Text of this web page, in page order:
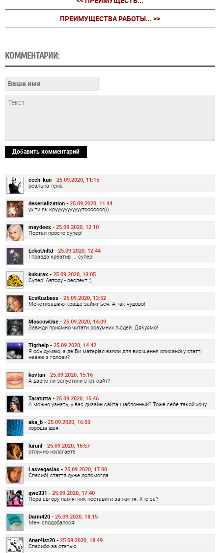
ПРЕИМУЩЕСТВА РАБОТЫ... >>
КОММЕНТАРИИ:
Добавить комментарий
cech_kun - 25.09.2020, 11:15
реальна тема
deserialization - 25.09.2020, 11:44
ух ти як крууууууууууутооооооо))
maydeex - 25.09.2020, 12:10
Портал просто супер!
EckoUnltd - 25.09.2020, 12:44
І правда креатив ... супер!
kukurax - 25.09.2020, 13:05
Супер! Автору - респект :)
EcsKuzbass - 25.09.2020, 13:52
Монетизацією краще займіться. А так чудово!
MoscowUse - 25.09.2020, 14:09
Завжди приємно читати розумних людей. Дякуємо!
Tigrhelp - 25.09.2020, 14:42
Я ось думаю, а де Ви матеріал взяли для вирішення описаної у статті,
невже з голови?
kovtan - 25.09.2020, 15:16
А давно ли запустили этот сайт?
Taratutta - 25.09.2020, 15:46
А можно узнать, у вас дизайн сайта шаблонный? Тоже себе такой хочу…
aka_b - 25.09.2020, 16:03
хороша ідея.
lurunl - 25.09.2020, 16:57
отлично излагаете
Lasvegaslas - 25.09.2020, 17:00
Спасибі, стаття дуже допомогла.
qwe331 - 25.09.2020, 17:40
Пора автору пам'ятник поставити за життя. Хто за?
Darin420 - 25.09.2020, 18:15
Мені сподобалося!
Anar4ist20 - 25.09.2020, 18:49
Спасибо за статью